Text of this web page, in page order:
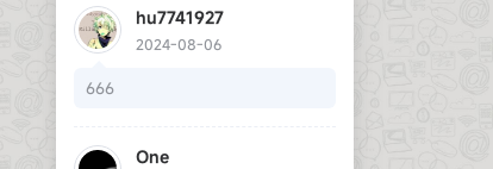
hu7741927
2024-08-06
666
One